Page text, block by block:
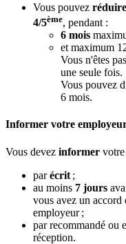
Vous pouvez réduire
4/5ème, pendant :
6 mois
et maximum
Vous n'êtes
une seule fois.
Vous pouvez
6 mois.
Informer votre
Vous devez informer
parécrit ;
au moins 7 jours
vous avez un
employeur ;
parrecommandé ou
réception.